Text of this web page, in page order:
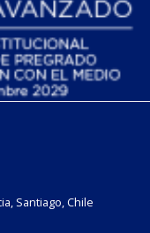
Santiago, Chile